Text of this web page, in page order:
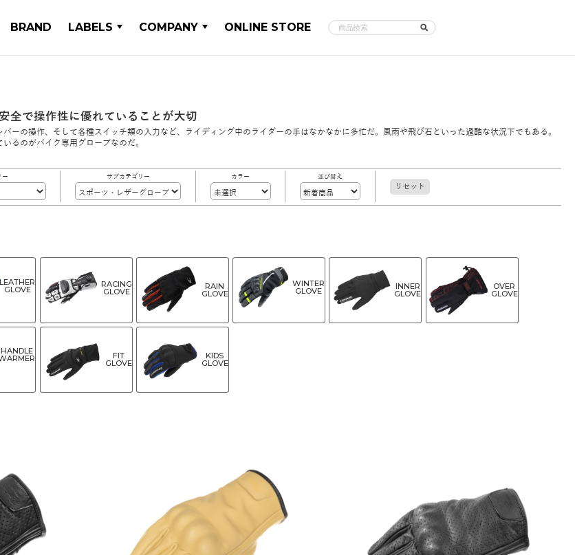
BRAND LABELS COMPANY ONLINE STORE
全で操作性に優れていることが大切
ーの操作、そして各種スイッチ類の入力など、ライディング中のライダーの手はなかなかに多忙だ。風雨や飛び石といった過酷な状況下でもある。
るのがバイク専用グローブなのだ。
ー サブカテゴリー カラー 並び替え
リセット
LEATHER
GLOVE
RACING
GLOVE
RAIN
GLOVE
WINTER
GLOVE INNER
GLOVE
OVER
GLOVE
HANDLE
FIT
GLOVE
KIDS
GLOVE